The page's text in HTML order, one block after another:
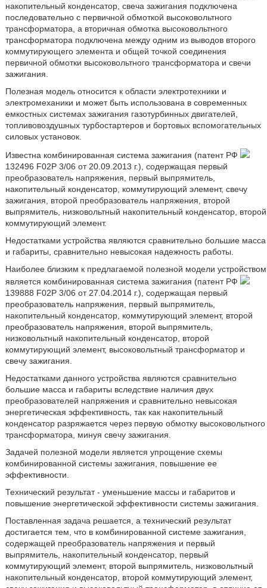
накопительный конденсатор, свеча зажигания подключена
последовательно с первичной обмоткой высоковольтного
трансформатора, а вторичная обмотка высоковольтного
трансформатора подключена между одним из выводов второго
коммутирующего элемента и общей точкой соединения
первичной обмотки высоковольтного трансформатора и свечи
зажигания.
Полезная модель относится к области электротехники и
электромеханики и может быть использована в современных
емкостных системах зажигания газотурбинных двигателей,
топливовоздушных турбостартеров и бортовых вспомогательных
силовых установок.
Известна комбинированная система зажигания (патент РФ
132496 F02P 3/06 от 20.09.2013 г.), содержащая первый
преобразователь напряжения, первый выпрямитель,
накопительный конденсатор, коммутирующий элемент, свечу
зажигания, второй преобразователь напряжения, второй
выпрямитель, низковольтный накопительный конденсатор, второй
коммутирующий элемент.
Недостатками устройства являются сравнительно большие масса
и габариты, сравнительно невысокая надежность работы.
Наиболее близким к предлагаемой полезной модели устройством
является комбинированная система зажигания (патент РФ
139888 F02P 3/06 от 27.04.2014 г.), содержащая первый
преобразователь напряжения, первый выпрямитель,
накопительный конденсатор, коммутирующий элемент, второй
преобразователь напряжения, второй выпрямитель,
низковольтный накопительный конденсатор, второй
коммутирующий элемент, высоковольтный трансформатор и
свечу зажигания.
Недостатками данного устройства являются сравнительно
большие масса и габариты вследствие наличия двух
преобразователей напряжения и сравнительно невысокая
энергетическая эффективность, так как накопительный
конденсатор разряжается через первую обмотку высоковольтного
трансформатора, минуя свечу зажигания.
Задачей полезной модели является упрощение схемы
комбинированной системы зажигания, повышение ее
эффективности.
Технический результат - уменьшение массы и габаритов и
повышение энергетической эффективности системы зажигания.
Поставленная задача решается, а технический результат
достигается тем, что в комбинированной системе зажигания,
содержащей преобразователь напряжения и первый
выпрямитель, накопительный конденсатор, первый
коммутирующий элемент, второй выпрямитель, низковольтный
накопительный конденсатор, второй коммутирующий элемент,